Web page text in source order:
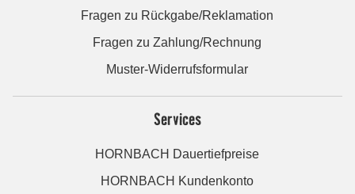
Fragen zu Rückgabe/Reklamation
Fragen zu Zahlung/Rechnung
Muster-Widerrufsformular
Services
HORNBACH Dauertiefpreise
HORNBACH Kundenkonto